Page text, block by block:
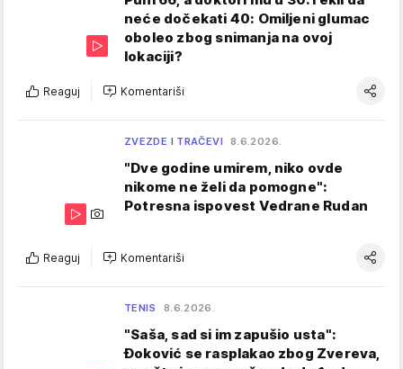
neće dočekati 40: Omiljeni glumac
oboleo zbog snimanja na ovoj
lokaciji?
Reaguj Komentariši
ZVEZDE I TRAČEVI 8.6.2026.
"Dve godine umirem, niko ovde
nikome ne želi da pomogne":
Potresna ispovest Vedrane Rudan
Reaguj Komentariši
TENIS 8.6.2026.
"Saša, sad si im zapušio usta":
Đoković se rasplakao zbog Zvereva,